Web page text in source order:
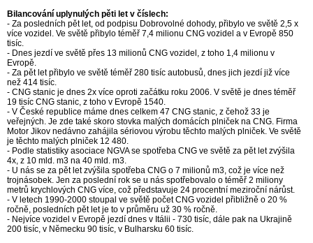
Bilancování uplynulých pěti let v číslech:
- Za posledních pět let, od podpisu Dobrovolné dohody, přibylo ve světě 2,5 x
více vozidel. Ve světě přibylo téměř 7,4 milionu CNG vozidel a v Evropě 850
tisíc.
- Dnes jezdí ve světě přes 13 milionů CNG vozidel, z toho 1,4 milionu v
Evropě.
- Za pět let přibylo ve světě téměř 280 tisíc autobusů, dnes jich jezdí již více
než 414 tisíc.
- CNG stanic je dnes 2x více oproti začátku roku 2006. V světě je dnes téměř
19 tisíc CNG stanic, z toho v Evropě 1540.
- V České republice máme dnes celkem 47 CNG stanic, z čehož 33 je
veřejných. Je zde také skoro stovka malých domácích plniček na CNG. Firma
Motor Jikov nedávno zahájila sériovou výrobu těchto malých plniček. Ve světě
je těchto malých plniček 12 480.
- Podle statistiky asociace NGVA se spotřeba CNG ve světě za pět let zvýšila
4x, z 10 mld. m3 na 40 mld. m3.
- U nás se za pět let zvýšila spotřeba CNG o 7 milionů m3, což je více než
trojnásobek. Jen za poslední rok se u nás spotřebovalo o téměř 2 miliony
metrů krychlových CNG více, což představuje 24 procentní meziroční nárůst.
- V letech 1990-2000 stoupal ve světě počet CNG vozidel přibližně o 20 %
ročně, posledních pět let je to v průměru už 30 % ročně.
- Nejvíce vozidel v Evropě jezdí dnes v Itálii - 730 tisíc, dále pak na Ukrajině
200 tisíc, v Německu 90 tisíc, v Bulharsku 60 tisíc.